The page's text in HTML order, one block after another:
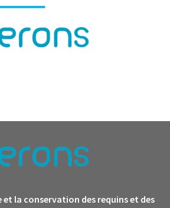
et la conservation des requins et des